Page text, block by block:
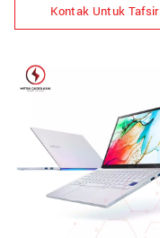
Kontak Untuk Tafsir